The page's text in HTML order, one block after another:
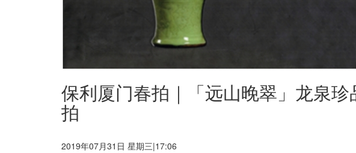
保利厦门春拍｜「远山晚翠」龙泉
拍
2019年07月31日 星期三|17:06